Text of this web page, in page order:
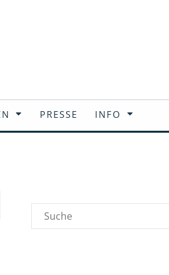
PRESSE INFO